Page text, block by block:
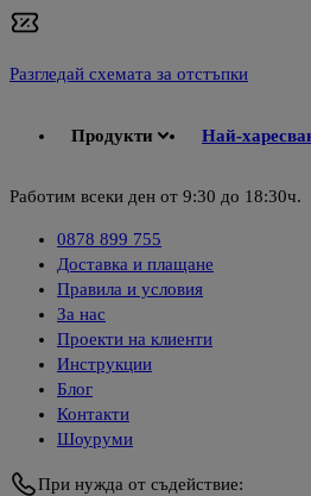
Разгледай схемата за отстъпки
Продукти Най-
Работим всеки ден от 9:30 до 18:30ч.
0878 899 755
Доставка и плащане
Правила и условия
За нас
Проекти на клиенти
Инструкции
Блог
Контакти
Шоуруми
При нужда от съдействие: